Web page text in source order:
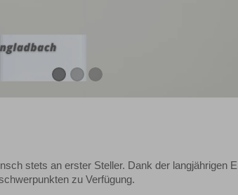
stets an erster Steller. Dank der langjährigen
zu Verfügung.